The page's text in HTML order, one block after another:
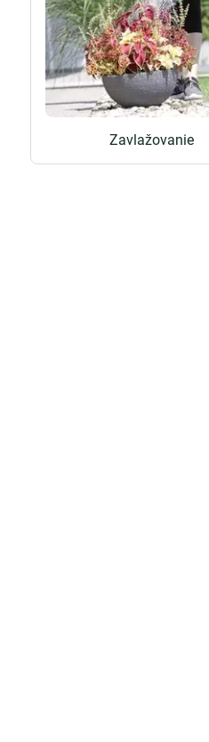
Zavlažovanie